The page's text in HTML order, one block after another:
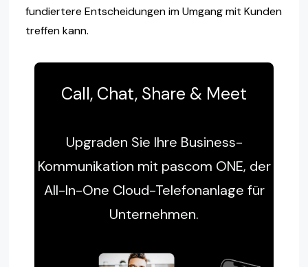
fundiertere Entscheidungen im Umgang mit Kunden
treffen kann.
Call, Chat, Share & Meet
Upgraden Sie Ihre Business-
Kommunikation mit pascom ONE, der
All-In-One Cloud-Telefonanlage für
Unternehmen.